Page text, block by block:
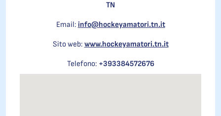
TN
Email: info@hockeyamatori.tn.it
Sito web: www.hockeyamatori.tn.it
Telefono: +393384572676